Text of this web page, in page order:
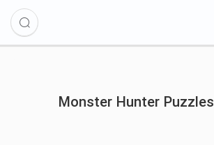
Monster Hunter Puzzles